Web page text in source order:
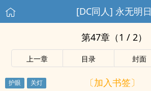
[DC同人] 永无明日
第47章（1 / 2）
上一章 目录 封面
〔加入书签〕